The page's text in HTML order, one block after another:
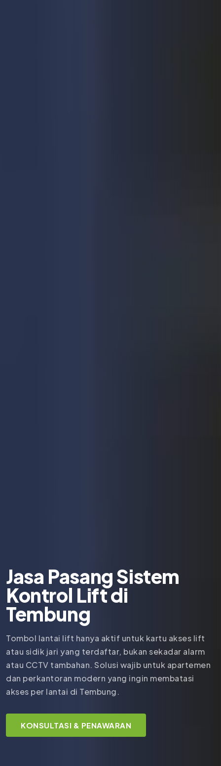
Jasa Pasang Sistem
Kontrol Lift di
Tembung
Tombol lantai lift hanya aktif untuk kartu akses lift
atau sidik jari yang terdaftar, bukan sekadar alarm
atau CCTV tambahan. Solusi wajib untuk apartemen
dan perkantoran modern yang ingin membatasi
akses per lantai di Tembung.
KONSULTASI & PENAWARAN